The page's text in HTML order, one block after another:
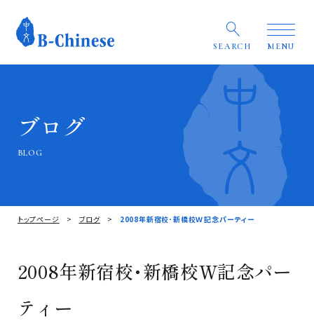
SEARCH MENU
ブログ
BLOG
トップページ ブログ 2008年新宿校･新橋校Ｗ記念パーティー
2008年新宿校･新橋校Ｗ記念パー
ティー